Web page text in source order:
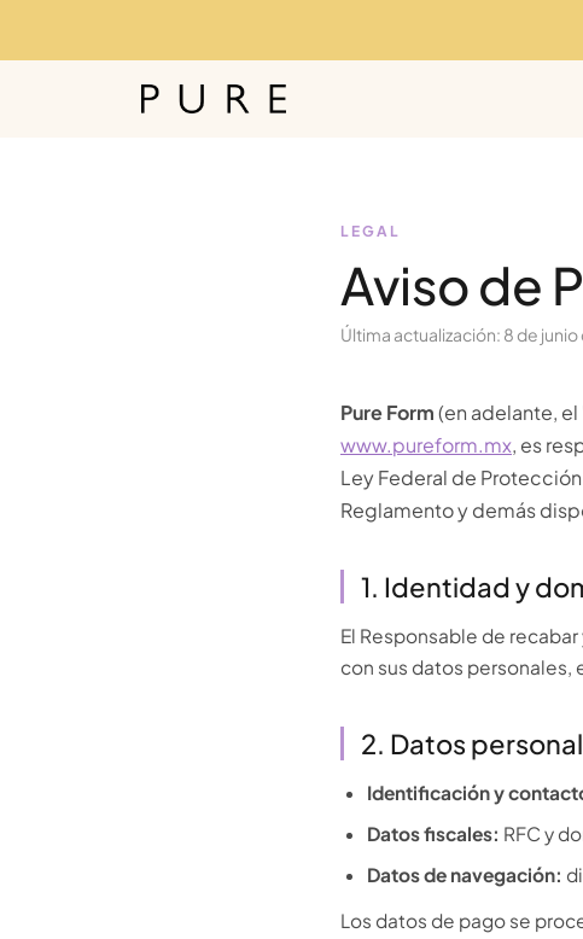
LEGAL
Aviso de
Última actualización: 8 de
Pure Form(en adelante,
www.pureform.mx, es
Ley Federal de Protección
Reglamento y demás
1. Identidad y
El Responsable de
con sus datos personales,
2. Datos
Identificación y
Datos fiscales: RFC y
Datos de navegación:
Los datos de pago se